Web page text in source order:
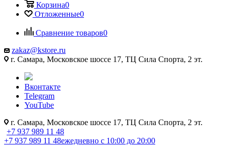
Корзина0
Отложенные0
Сравнение товаров0
zakaz@kstore.ru
г. Самара, Московское шоссе 17, ТЦ Сила Спорта, 2 эт.
Вконтакте
Telegram
YouTube
г. Самара, Московское шоссе 17, ТЦ Сила Спорта, 2 эт.
+7 937 989 11 48
+7 937 989 11 48ежедневно с 10:00 до 20:00